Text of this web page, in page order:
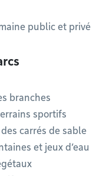
public et privé
branches
sportifs
carrés de sable
et jeux d’eau